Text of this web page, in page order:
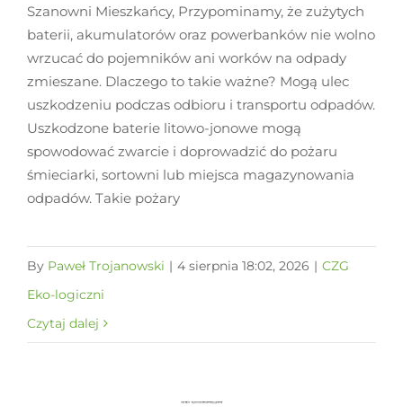
Szanowni Mieszkańcy, Przypominamy, że zużytych
baterii, akumulatorów oraz powerbanków nie wolno
wrzucać do pojemników ani worków na odpady
zmieszane. Dlaczego to takie ważne? Mogą ulec
uszkodzeniu podczas odbioru i transportu odpadów.
Uszkodzone baterie litowo-jonowe mogą
spowodować zwarcie i doprowadzić do pożaru
śmieciarki, sortowni lub miejsca magazynowania
odpadów. Takie pożary
By Paweł Trojanowski | 4 sierpnia 18:02, 2026 | CZG
Eko-logiczni
Czytaj dalej